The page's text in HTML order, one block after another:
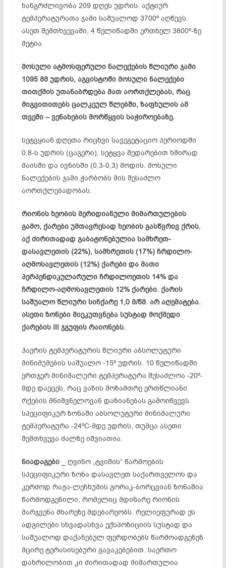
ხანგრძლივობა 209 დღეს უდრის. აქტიურ
ტემპერატურათა ჯამი საშუალოდ 3700º აღწევს.
ასეთ შემთხვევაში, 4 წელიწადში ერთხელ 3800º-ზე
მეტია.
მოსული ატმოსფერული ნალექების წლიური ჯამი
1095 მმ უდრის, აგვისტოში მოსული ნალექები
თითქმის უთანაბრდება მათ აორთქლებას, რაც
მიგვითითებს ცალკეულ წლებში, ზაფხულის ამ
თვეში – ვენახების მორწყვის საჭიროებაზე.
სეტვყიან დღეთა რიცხვი სავეგეტაციო პერიოდში
0,8-ს უდრის (ცაგერი), სეტყვა შედარებით ხშირად
მაისში და ივნისში (0,3-0,3) მოდის. მოსული
ნალექების ჯამი ჭარბობს მის შესაძლო
აორთქლებადობას.
რიონის ხეობის მერიდიანული მიმართულების
გამო, ქარები უმთავრესად ხეობის გასწვრივ ქრის.
აქ ძირითადად გაბატონებულია სამხრეთ-
დასავლეთის (22%), სამხრეთის (17%) ჩრდილო-
აღმოსავლეთის (12%) ქარები და მათი
პერპენდიკულარული ჩრდილოეთის 14% და
ჩრდილო-აღმოსავლეთის 12% ქარები. ქარის
საშუალო წლიური სიჩქარე 1,0 მ/წმ. არ აღემატება.
ასეთი ზონები მიეკუთვნება სუსტად მოქმედი
ქარების III ჯგუფის რაიონებს.
ჰაერის ტემპერატურის წლიური აბსოლუტური
მინიმუმების საშუალო -15º უდრის. 10 წელიწადში
ერთჯერ მინიმალური ტემპერატურა შესაძლოა -20º-
მდე დაეცეს, რაც ვაზის მოზამთრე ერთწლიანი
რქების მნიშვნელოვან დაზიანებას გამოიწვევს.
სპეციფიკურ ზონაში აბსოლუტური მინიმალური
ტემპერატურა -24ºC-მდე უდრის, თუმცა ასეთი
შემთხვევა ძალზე იშვიათია.
ნიადაგები_ ღვინო „ტვიშის“ წარმოების
სპეციფიკური ზონა დასავლეთ საქართველოს და
კერძოდ რაჟა-ლეჩხუმის გორაკ-ბორცვიან ზონაშია
წარმოდგენილი, რომელიც მდინარე რიონის
მარჯვენა მხარეზე მდებარეობს. რელიეფურად ეს
ადგილები სხვადასხვა ექსპოზიციის სუსტად და
საშუალოდ დაქანებულ ფერდობებს წარმოადგენენ
მცირე ტერასისებური გავაკებებით. საერთო
დახრილობით კი ძირითადად მიმართულია